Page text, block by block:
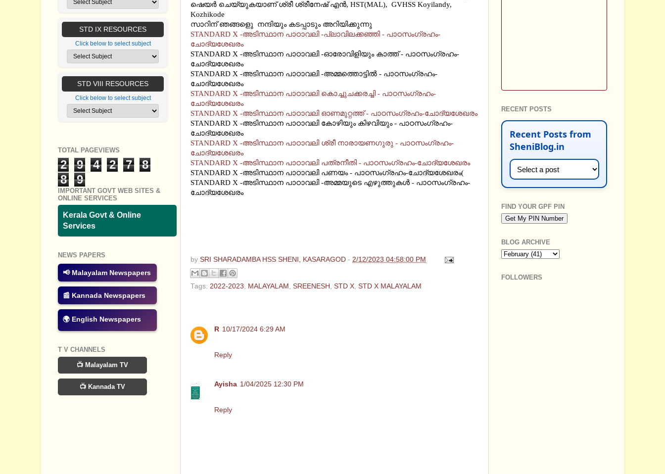
ഷെയര്‍ ചെയ്യുകയാണ് ശ്രീ ശ്രീനേഷ് എന്‍, HST(MAL), GVHSS Koyilandy,
Kozhikode
സാറിന് ഞങ്ങളുെ നന്ദിയും കടപ്പാടും അറിയിക്കുന്നു
STANDARD X -അടിസ്ഥാന പാഠാവലി -പ്ലാവിലക്കഞ്ഞി - പാഠസംഗ്രഹം-
ചോദ്യശേഖരം
STANDARD X -അടിസ്ഥാന പാഠാവലി -ഓരോവിളിയും കാത്ത് - പാഠസംഗ്രഹം-
ചോദ്യശേഖരം
STANDARD X -അടിസ്ഥാന പാഠാവലി -അമ്മത്തൊട്ടില്‍ - പാഠസംഗ്രഹം-
ചോദ്യശേഖരം
STANDARD X -അടിസ്ഥാന പാഠാവലി കൊച്ചുചക്കരച്ചി - പാഠസംഗ്രഹം-
ചോദ്യശേഖരം
STANDARD X -അടിസ്ഥാന പാഠാവലി ഓണമുറ്റത്ത് - പാഠസംഗ്രഹം-ചോദ്യശേഖരം
STANDARD X -അടിസ്ഥാന പാഠാവലി കോഴിയും കിഴവിയും - പാഠസംഗ്രഹം-
ചോദ്യശേഖരം
STANDARD X -അടിസ്ഥാന പാഠാവലി ശ്രീ നാരായണഗുരു - പാഠസംഗ്രഹം-
ചോദ്യശേഖരം
STANDARD X -അടിസ്ഥാന പാഠാവലി പത്രനീതി - പാഠസംഗ്രഹം-ചോദ്യശേഖരം
STANDARD X -അടിസ്ഥാന പാഠാവലി പണയം - പാഠസംഗ്രഹം-ചോദ്യശേഖരം(
STANDARD X -അടിസ്ഥാന പാഠാവലി -അമ്മയുടെ എഴുത്തുകള്‍ - പാഠസംഗ്രഹം-
ചോദ്യശേഖരം
by SRI SHARADAMBA HSS SHENI, KASARAGOD - 2/12/2023 04:58:00 PM
Tags: 2022-2023 MALAYALAM SREENESH STD X STD X MALAYALAM
R 10/17/2024 6:29 AM
Reply
Ayisha 1/04/2025 12:30 PM
Reply
STD IX RESOURCES
Click below to select subject
STD VIII RESOURCES
Click below to select subject
TOTAL PAGEVIEWS
2 9 4 2 7
8
8
9
IMPORTANT GOVT WEB SITES &
ONLINE SERVICES
Kerala Govt & Online
Services
NEWS PAPERS
📢 Malayalam Newspapers
📰 Kannada Newspapers
🌍 English Newspapers
T V CHANNELS
📺 Malayalam TV
📺 Kannada TV
RECENT POSTS
Recent Posts from
SheniBlog.in
FIND YOUR GPF PIN
BLOG ARCHIVE
FOLLOWERS